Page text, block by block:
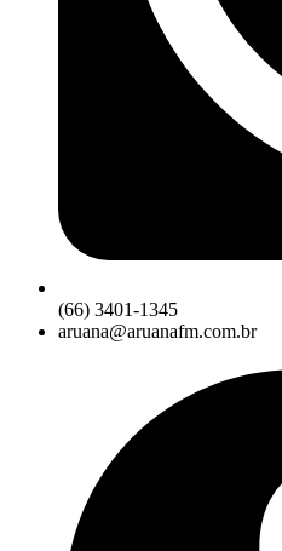
(66) 3401-1345
aruana@aruanafm.com.br